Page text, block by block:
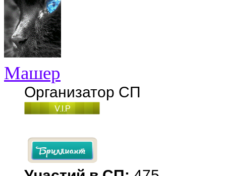
Машер
Организатор СП